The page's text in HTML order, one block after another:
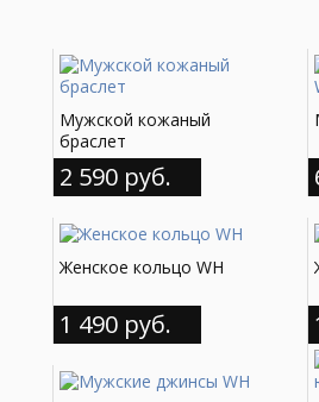
Мужской кожаный
браслет
2 590 руб.
Женское кольцо WH
1 490 руб.